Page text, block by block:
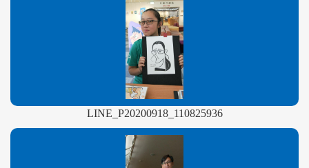
LINE_P20200918_110825936